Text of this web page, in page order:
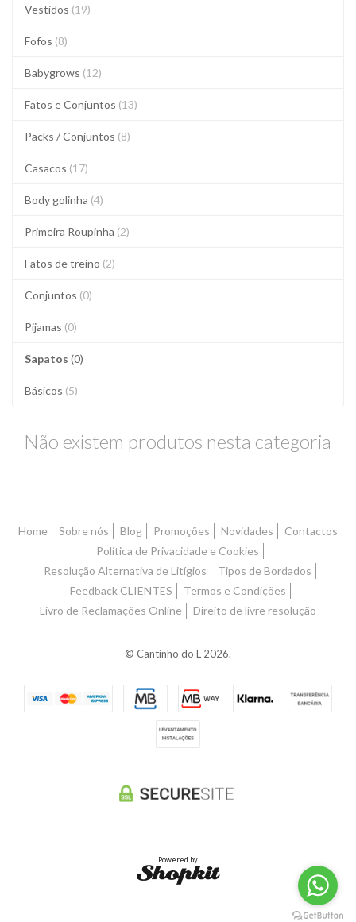
Vestidos (19)
Fofos (8)
Babygrows (12)
Fatos e Conjuntos (13)
Packs / Conjuntos (8)
Casacos (17)
Body golinha (4)
Primeira Roupinha (2)
Fatos de treino (2)
Conjuntos (0)
Pijamas (0)
Sapatos (0)
Básicos (5)
Não existem produtos nesta categoria
Home Sobre nós Blog Promoções Novidades
Contactos
Política de Privacidade e Cookies
Resolução Alternativa de Litígios
Tipos de Bordados
Feedback CLIENTES
Termos e Condições
Livro de Reclamações Online
Direito de livre resolução
© Cantinho do L 2026.
Powered by